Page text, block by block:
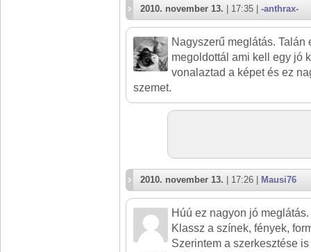
2010. november 13. | 17:35 | -anthrax-
Nagyszerű meglátás.
megoldottál ami kell egy jó
vonalaztad a képet és ez
szemet.
2010. november 13. | 17:26 | Mausi76
Húú ez nagyon jó meglátás.
Klassz a színek, fények,
Szerintem a szerkesztése